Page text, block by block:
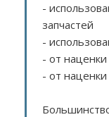
-
запчастей
-
- от наценки
- от